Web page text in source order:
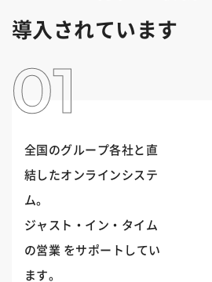
導入されています
全国のグループ各社と直
結したオンラインシステ
ム。
ジャスト・イン・タイム
の営業 をサポートしてい
ます。